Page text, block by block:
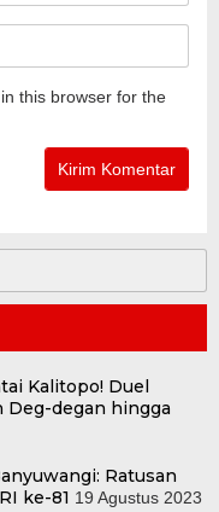
this browser for the
Kalitopo! Duel
degan hingga
Ratusan
ke-81 19 Agustus 2023